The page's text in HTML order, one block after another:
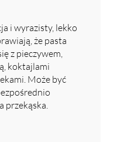
i wyrazisty, lekko
że pasta
z pieczywem,
koktajlami
Może być
przekąska.